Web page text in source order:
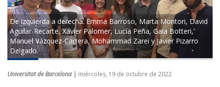
De izquierda a derecha: Emma Barroso, Marta Montori, David
Aguilar-Recarte, Xavier Palomer, Lucía Peña, Gaia Botteri,
Manuel Vázquez-Carrera, Mohammad Zarei y Javier Pizarro
Delgado.
Universitat de Barcelona | miércoles, 19 de octubre de 2022